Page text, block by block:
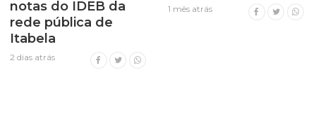
notas do IDEB da
rede pública de
Itabela
2 dias atrás
1 mês atrás